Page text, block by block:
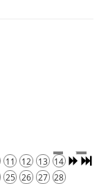
11 12 13
14
25 26 27
28